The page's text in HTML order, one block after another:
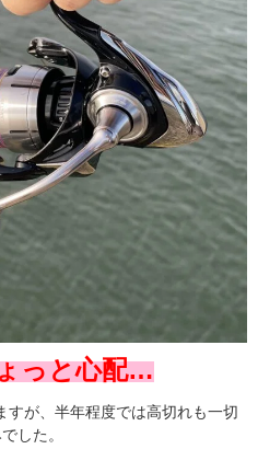
っと心配…
すが、半年程度では高切れも一切
した。